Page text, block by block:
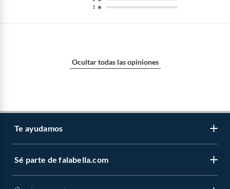
1
Ocultar todas las opiniones
Te ayudamos
Venta telefónica
Sé parte de falabella.com